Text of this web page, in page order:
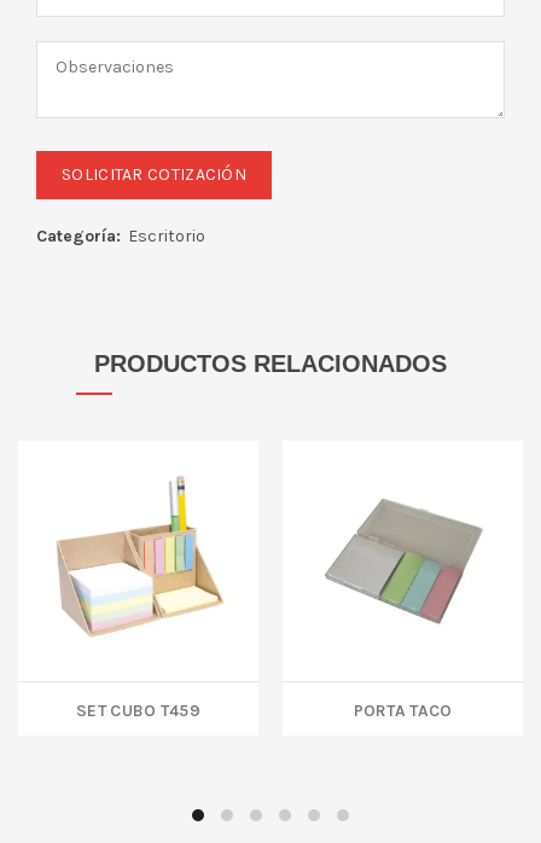
Categoría: Escritorio
PRODUCTOS RELACIONADOS
SET CUBO T459 PORTA TACO